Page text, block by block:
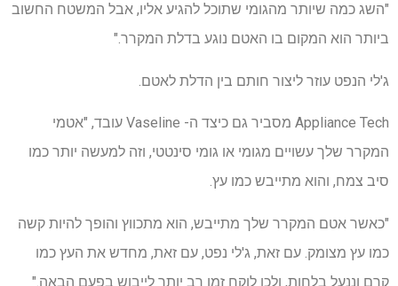
"השג כמה שיותר מהגומי שתוכל להגיע אליו, אבל המשטח החשוב
ביותר הוא המקום בו האטם נוגע בדלת המקרר."
ג'לי הנפט עוזר ליצור חותם בין הדלת לאטם.
Appliance Tech מסביר גם כיצד ה- Vaseline עובד, "אטמי
המקרר שלך עשויים מגומי או גומי סינטטי, וזה למעשה יותר כמו
סיב צמח, והוא מתייבש כמו עץ.
"כאשר אטם המקרר שלך מתייבש, הוא מתכווץ והופך להיות קשה
כמו עץ מצומק. עם זאת, ג'לי נפט, עם זאת, מחדש את העץ כמו
קרם וננעל בלחות, ולכן לוקח זמן רב יותר לייבוש בפעם הבאה."